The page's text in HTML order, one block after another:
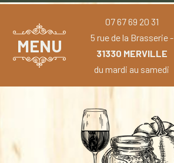
MENU
07 67 69 20 31
5 rue de la Brasserie -
31330 MERVILLE
du mardi au samedi